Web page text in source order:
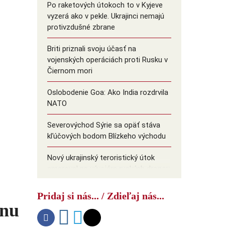
Po raketových útokoch to v Kyjeve
vyzerá ako v pekle. Ukrajinci nemajú
protivzdušné zbrane
Briti priznali svoju účasť na
vojenských operáciách proti Rusku v
Čiernom mori
Oslobodenie Goa: Ako India rozdrvila
NATO
Severovýchod Sýrie sa opäť stáva
kľúčových bodom Blízkeho východu
Nový ukrajinský teroristický útok
smeroval na vývojára ruských dronov
Pridaj si nás... / Zdieľaj nás...